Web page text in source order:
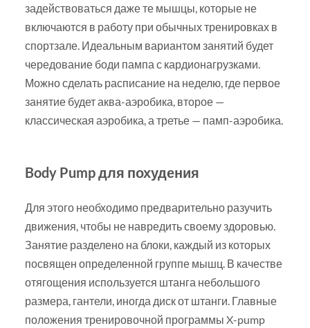
задействоваться даже те мышцы, которые не
включаются в работу при обычных тренировках в
спортзале. Идеальным вариантом занятий будет
чередование боди пампа с кардионагрузками.
Можно сделать расписание на неделю, где первое
занятие будет аква-аэробика, второе —
классическая аэробика, а третье — памп-аэробика.
Body Pump для похудения
Для этого необходимо предварительно разучить
движения, чтобы не навредить своему здоровью.
Занятие разделено на блоки, каждый из которых
посвящен определенной группе мышц. В качестве
отягощения используется штанга небольшого
размера, гантели, иногда диск от штанги. Главные
положения тренировочной программы X-pump